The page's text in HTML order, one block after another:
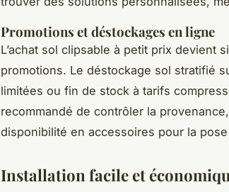
Promotions et déstockages en ligne
L’achat sol clipsable à petit prix devient
promotions. Le déstockage sol stratifié
limitées ou fin de stock à tarifs
recommandé de contrôler la
disponibilité en accessoires pour la
Installation facile et